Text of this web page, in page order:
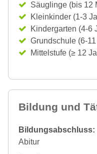
Säuglinge (bis 12
Kleinkinder (1-3
Kindergarten (4-6
Grundschule (6-
Mittelstufe (≥ 12
Bildung und
Bildungsabschluss:
Abitur